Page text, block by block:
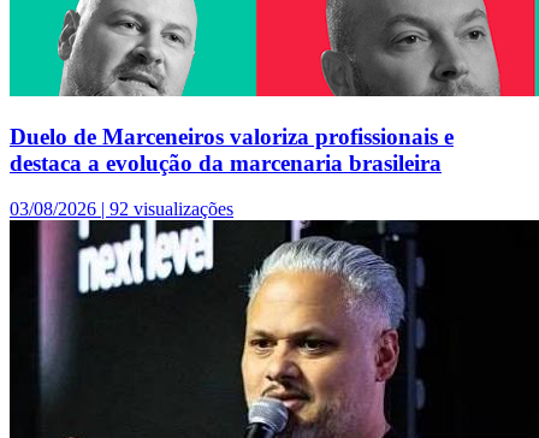
Duelo de Marceneiros valoriza profissionais e
destaca a evolução da marcenaria brasileira
03/08/2026 | 92 visualizações